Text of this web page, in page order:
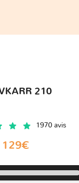
210
1970 avis
129€